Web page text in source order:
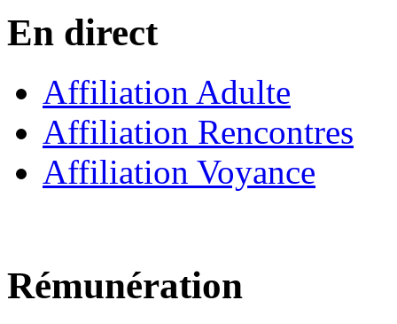
En direct
Affiliation Adulte
Affiliation Rencontres
Affiliation Voyance
Rémunération